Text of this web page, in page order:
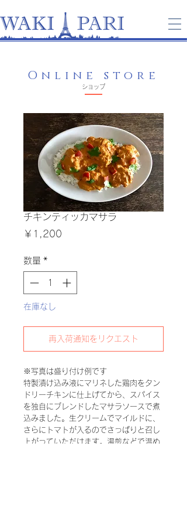
Online store
​ショップ
チキンティッカマサラ
￥1,200
数量 *
在庫なし
再入荷通知をリクエスト
※写真は盛り付け例です
特製漬け込み液にマリネした鶏肉をタン
ドリーチキンに仕上げてから、スパイス
を独自にブレンドしたマサラソースで煮
込みました。生クリームでマイルドに、
さらにトマトが入るのでさっぱりと召し
上がっていただけます。湯煎などで温め